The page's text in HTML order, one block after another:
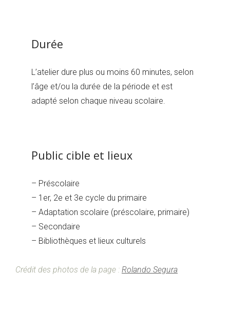
Durée
L’atelier dure plus ou moins 60 minutes, selon
l’âge et/ou la durée de la période et est
adapté selon chaque niveau scolaire.
Public cible et lieux
– Préscolaire
– 1er, 2e et 3e cycle du primaire
– Adaptation scolaire (préscolaire, primaire)
– Secondaire
– Bibliothèques et lieux culturels
Crédit des photos de la page : Rolando Segura